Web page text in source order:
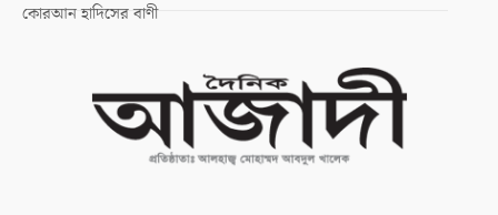
কোরআন হাদিসের বাণী